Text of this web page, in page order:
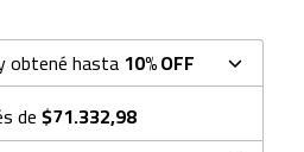
obtené hasta 10% OFF
de$71.332,98